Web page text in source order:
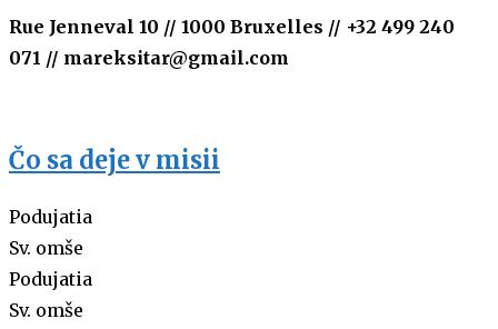
Rue Jenneval 10 // 1000 Bruxelles // +32 499 240
071 // mareksitar@gmail.com
Čo sa deje v misii
Podujatia
Sv. omše
Podujatia
Sv. omše